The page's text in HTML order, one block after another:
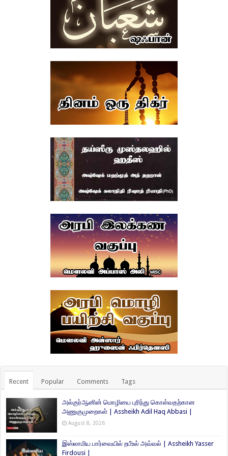
Recent Popular Comments Tags
அல்குர்ஆனின் மொழியை புரிந்து கொள்வதற்கான
அணுகுமுறைகள் | Assheikh Adil Haq Abbasi |
August 8, 2026
இஸ்லாமிய பார்வையில் றபீஉல் அவ்வல் | Assheikh Yasser
Firdousi |